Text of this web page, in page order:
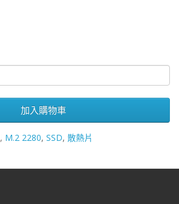
加入購物車
, M.2 2280, SSD, 散熱片